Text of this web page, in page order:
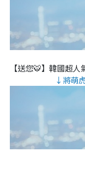
【送您🐯】韓國超
↓將萌